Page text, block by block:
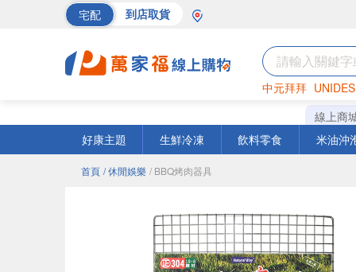
宅配 到店取貨
中元拜拜
罐頭 海苔
線上商
好康主題
生鮮冷凍 飲料零食 米油沖
首頁 / 休閒娛樂 / BBQ烤肉器具